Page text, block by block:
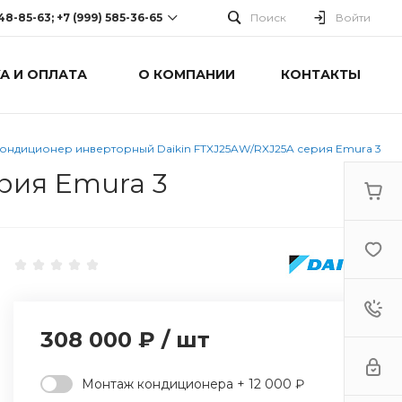
85-63; +7 (999) 585-36-65
63; +7 (999) 585-36-65
Поиск Войти
И ОПЛАТА О КОМПАНИИ КОНТАКТЫ
инверторный Daikin FTXJ25AW/RXJ25A серия Emura 3
Emura 3
308 000 ₽ / шт
Монтаж кондиционера + 12 000 ₽